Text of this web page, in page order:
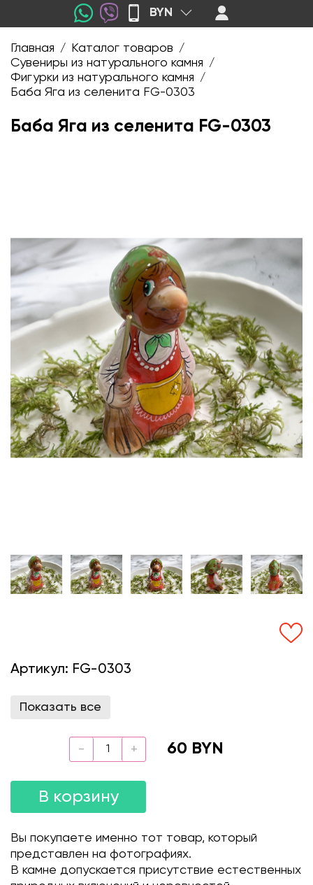
BYN
Главная / Каталог товаров /
Сувениры из натурального камня /
Фигурки из натурального камня /
Баба Яга из селенита FG-0303
Баба Яга из селенита FG-0303
Артикул: FG-0303
Показать все
60 BYN
В корзину
Вы покупаете именно тот товар, который
представлен на фотографиях.
В камне допускается присутствие естественных